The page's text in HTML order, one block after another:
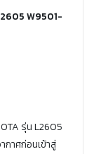
W9501-
รุ่น L2605
กาศก่อนเข้าสู่